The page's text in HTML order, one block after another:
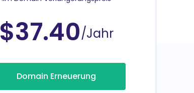
$37.40/Jahr
Domain Erneuerung